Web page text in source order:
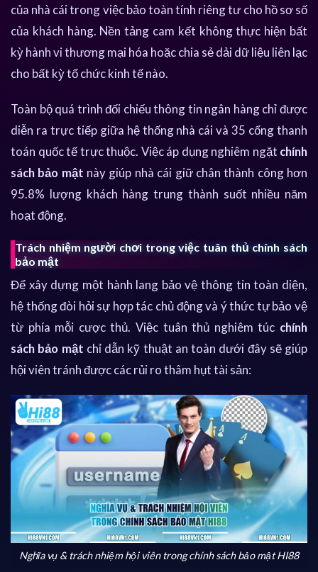
của nhà cái trong việc bảo toàn tính riêng tư cho hồ sơ số
của khách hàng. Nền tảng cam kết không thực hiện bất
kỳ hành vi thương mại hóa hoặc chia sẻ dải dữ liệu liên lạc
cho bất kỳ tổ chức kinh tế nào.
Toàn bộ quá trình đối chiếu thông tin ngân hàng chỉ được
diễn ra trực tiếp giữa hệ thống nhà cái và 35 cổng thanh
toán quốc tế trực thuộc. Việc áp dụng nghiêm ngặt chính
sách bảo mật này giúp nhà cái giữ chân thành công hơn
95.8% lượng khách hàng trung thành suốt nhiều năm
hoạt động.
Trách nhiệm người chơi trong việc tuân thủ chính sách
bảo mật
Để xây dựng một hành lang bảo vệ thông tin toàn diện,
hệ thống đòi hỏi sự hợp tác chủ động và ý thức tự bảo vệ
từ phía mỗi cược thủ. Việc tuân thủ nghiêm túc chính
sách bảo mật chỉ dẫn kỹ thuật an toàn dưới đây sẽ giúp
hội viên tránh được các rủi ro thâm hụt tài sản:
Nghĩa vụ & trách nhiệm hội viên trong chính sách bảo mật HI88